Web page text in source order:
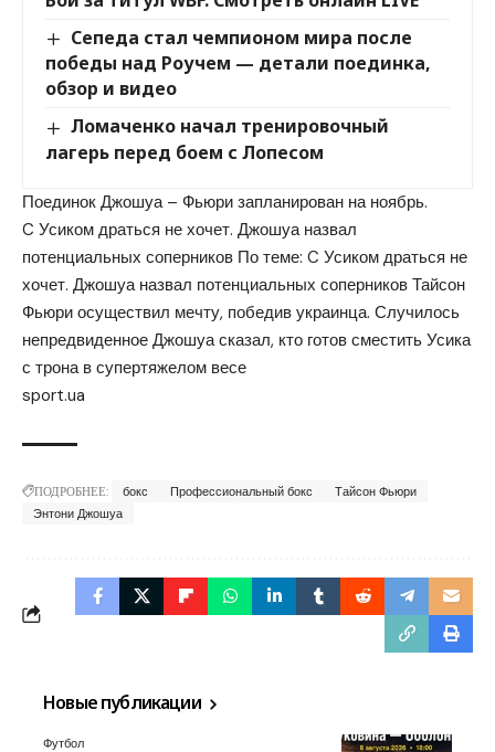
Сепеда стал чемпионом мира после
победы над Роучем — детали поединка,
обзор и видео
Ломаченко начал тренировочный
лагерь перед боем с Лопесом
Поединок Джошуа – Фьюри запланирован на ноябрь.
C Усиком драться не хочет. Джошуа назвал
потенциальных соперников По теме: C Усиком драться не
хочет. Джошуа назвал потенциальных соперников Тайсон
Фьюри осуществил мечту, победив украинца. Случилось
непредвиденное Джошуа сказал, кто готов сместить Усика
с трона в супертяжелом весе
sport.ua
ПОДРОБНЕЕ: бокс Профессиональный бокс
Тайсон Фьюри
Энтони Джошуа
Новые публикации
Футбол